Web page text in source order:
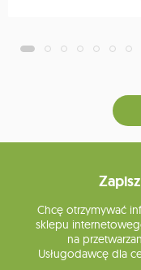
Chcę otrzymywać
sklepu
na
Usługodawcę dla